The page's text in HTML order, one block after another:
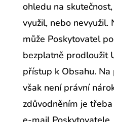
ohledu na
využil, nebo nevyužil.
může Poskytovatel
bezplatně prodloužit
přístup k Obsahu.
však není právní
zdůvodněním je